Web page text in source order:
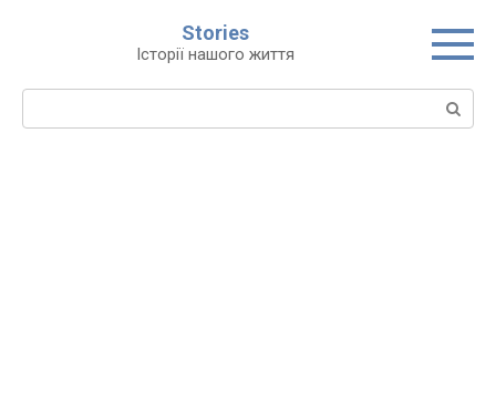
Stories
Історії нашого життя
Пошук: